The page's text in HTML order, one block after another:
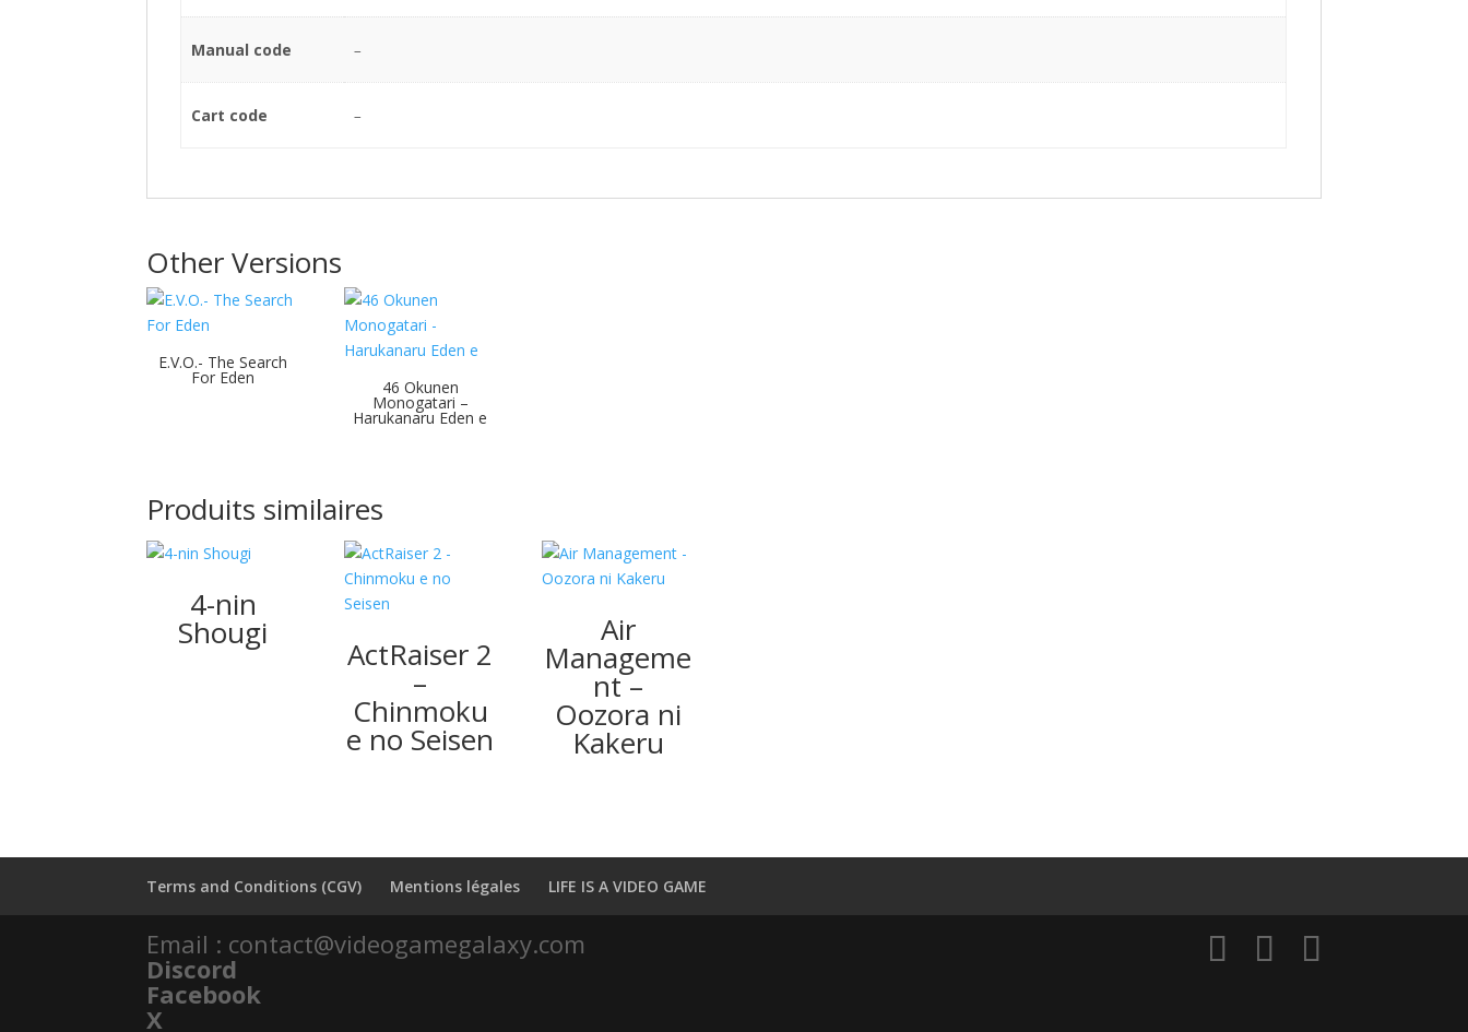
Manual code –
Cart code –
Other Versions
E.V.O.- The Search
For Eden 46 Okunen
Monogatari –
Harukanaru Eden e
Produits similaires
4-nin
Shougi
ActRaiser 2
–
Chinmoku
e no Seisen
Air
Manageme
nt –
Oozora ni
Kakeru
Terms and Conditions (CGV) Mentions légales LIFE IS A VIDEO GAME
Email : contact@videogamegalaxy.com
Discord
Facebook
X